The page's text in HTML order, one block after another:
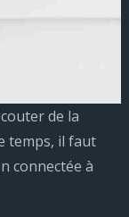
de la
temps, il faut
connectée à